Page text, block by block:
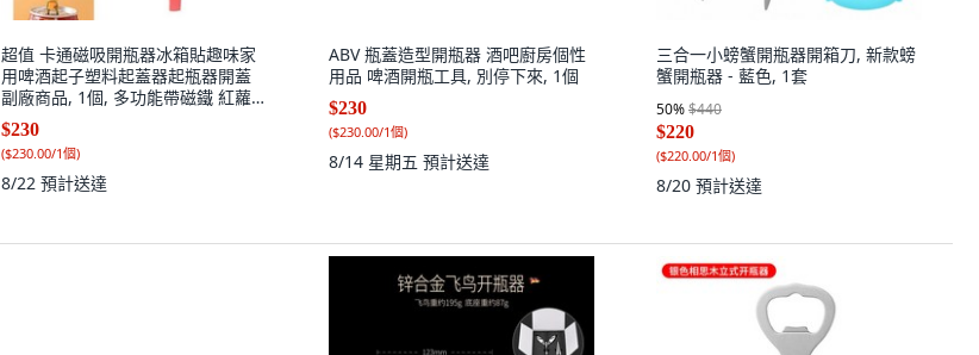
超值 卡通磁吸開瓶器冰箱貼趣味家
用啤酒起子塑料起蓋器起瓶器開蓋
副廠商品, 1個, 多功能帶磁鐵 紅蘿
蔔
$230
($230.00/1個)
8/22 預計送達
ABV 瓶蓋造型開瓶器 酒吧廚房個性
用品 啤酒開瓶工具, 別停下來, 1個
$230
($230.00/1個)
8/14 星期五 預計送達
三合一小螃蟹開瓶器開箱刀, 新款螃
蟹開瓶器 - 藍色, 1套
50%$440
$220
($220.00/1個)
8/20 預計送達